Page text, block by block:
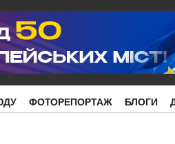
ФОТОРЕПОРТАЖ БЛОГИ